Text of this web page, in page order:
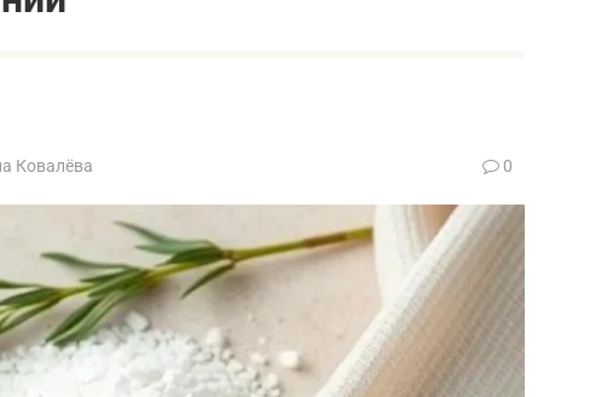
Ковалёва 0